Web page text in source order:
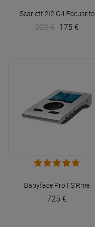
Scarlett 2I2 G4 Focusrite
220 € 175 €
Babyface Pro FS Rme
725 €